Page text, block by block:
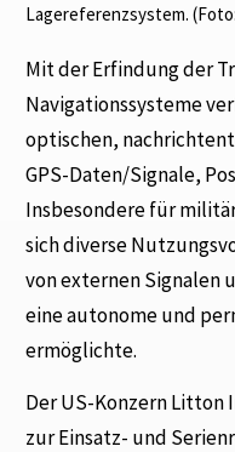
Lagereferenzsystem.
Mit der Erfindung der
Navigationssysteme
optischen,
GPS-Daten/Signale,
Insbesondere für
sich diverse
von externen Signalen
eine autonome und
ermöglichte.
Der US-Konzern Litton
zur Einsatz- und